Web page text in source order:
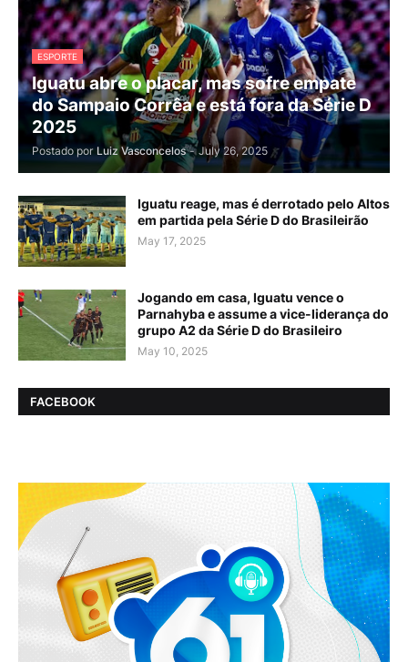
ESPORTE
Iguatu abre o placar, mas sofre empate
do Sampaio Corrêa e está fora da Série D
2025
Postado por Luiz Vasconcelos - July 26, 2025
Iguatu reage, mas é derrotado pelo Altos
em partida pela Série D do Brasileirão
May 17, 2025
Jogando em casa, Iguatu vence o
Parnahyba e assume a vice-liderança do
grupo A2 da Série D do Brasileiro
May 10, 2025
FACEBOOK